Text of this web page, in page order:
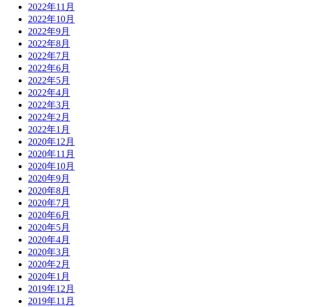
2022年11月
2022年10月
2022年9月
2022年8月
2022年7月
2022年6月
2022年5月
2022年4月
2022年3月
2022年2月
2022年1月
2020年12月
2020年11月
2020年10月
2020年9月
2020年8月
2020年7月
2020年6月
2020年5月
2020年4月
2020年3月
2020年2月
2020年1月
2019年12月
2019年11月